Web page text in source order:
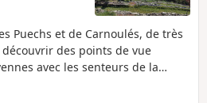
Puechs et de Carnoulés, de très
des points de vue
avec les senteurs de la